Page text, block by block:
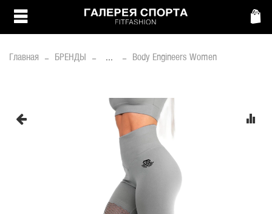
Главная БРЕНДЫ Body Engineers Women